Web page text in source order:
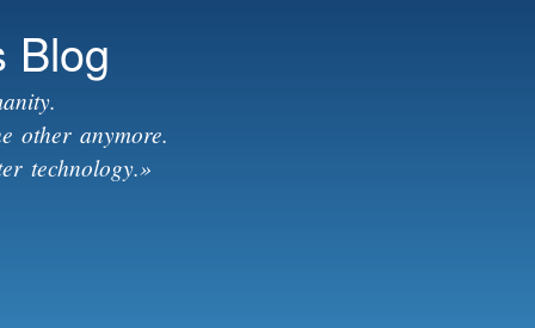
Blog
other anymore.
technology.»